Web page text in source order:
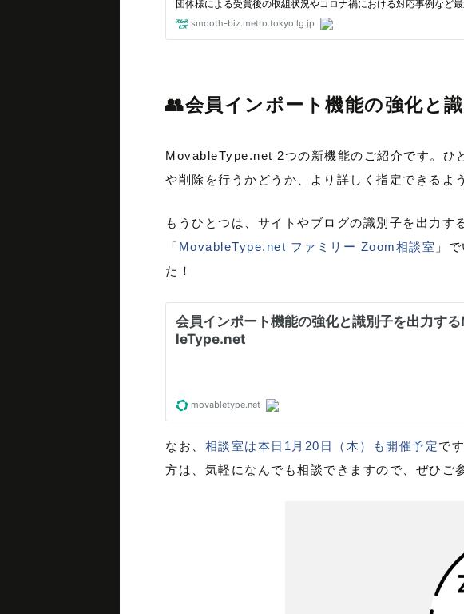
👥会員インポート機能の強化と
MovableType.net 2つの新機能のご紹介です。ひ
や削除を行うかどうか、より詳しく指定できるよ
もうひとつは、サイトやブログの識別子を出力
「 MovableType.net ファミリー Zoom相談室 」
た！
なお、 相談室は本日1月20日（木）も開催予定で
方は、気軽になんでも相談できますので、ぜひご